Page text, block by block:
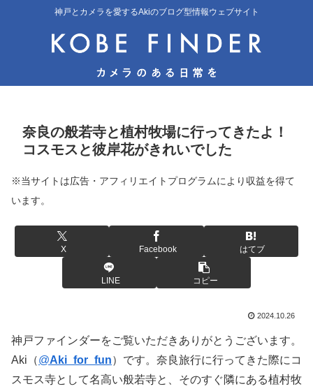
神戸とカメラを愛するAkiのブログ型情報ウェブサイト
奈良の般若寺と植村牧場に行ってきたよ！
コスモスと彼岸花がきれいでした
※当サイトは広告・アフィリエイトプログラムにより収益を得て
います。
X Facebook はてブ
LINE コピー
2024.10.26
神戸ファインダーをご覧いただきありがとうございます。
Aki（@Aki_for_fun）です。奈良旅行に行ってきた際にコ
スモス寺として名高い般若寺と、そのすぐ隣にある植村牧